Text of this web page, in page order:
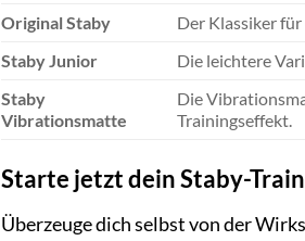
Original Staby
Der Klassiker
Staby Junior
Die leichtere
Staby
Vibrationsmatte
Die
Trainingseffekt.
Starte jetzt dein Staby-
Überzeuge dich selbst von der